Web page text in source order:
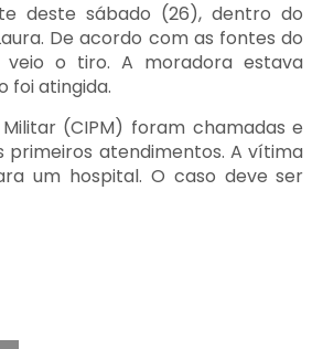
deste sábado (26), dentro do
De acordo com as fontes do
o tiro. A moradora estava
foi atingida.
(CIPM) foram chamadas e
atendimentos. A vítima
um hospital. O caso deve ser